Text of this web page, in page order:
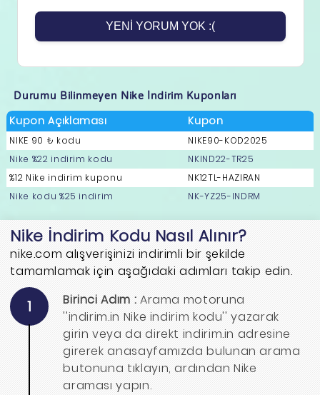
YENI YORUM YOK :(
Durumu Bilinmeyen Nike İndirim Kuponları
Kupon Açıklaması Kupon
NIKE 90 ₺ kodu
NIKE90-KOD2025
Nike %22 indirim kodu
NKIND22-TR25
%12 Nike indirim kuponu
NK12TL-HAZIRAN
Nike kodu %25 indirim
NK-YZ25-INDRM
Nike İndirim Kodu Nasıl Alınır?
nike.com alışverişinizi indirimli bir şekilde
tamamlamak için aşağıdaki adımları takip edin.
1 Birinci Adım : Arama motoruna
''indirim.in Nike indirim kodu'' yazarak
girin veya da direkt indirim.in adresine
girerek anasayfamızda bulunan arama
butonuna tıklayın, ardından Nike
araması yapın.